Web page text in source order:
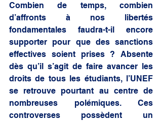
Combien de temps, combien
d’affronts à nos libertés
fondamentales faudra-t-il encore
supporter pour que des sanctions
effectives soient prises ? Absente
dès qu’il s’agit de faire avancer les
droits de tous les étudiants, l’UNEF
se retrouve pourtant au centre de
nombreuses polémiques. Ces
controverses possèdent un